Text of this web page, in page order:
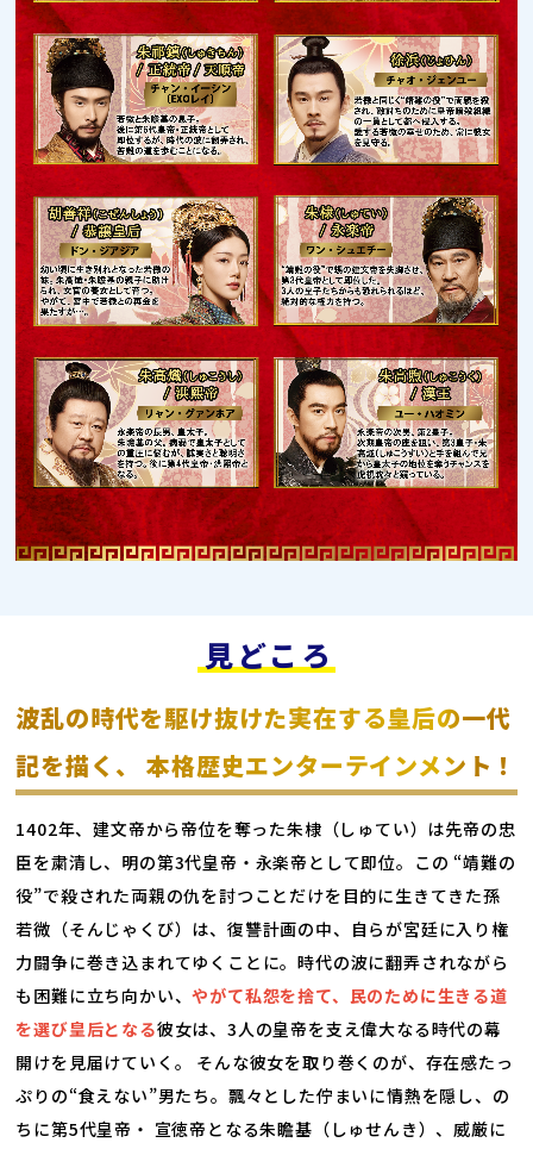
見どころ
波乱の時代を駆け抜けた実在する皇后の一代
記を描く、 本格歴史エンターテインメント！
1402年、建文帝から帝位を奪った朱棣（しゅてい）は先帝の忠
臣を粛清し、明の第3代皇帝・永楽帝として即位。この “靖難の
役”で殺された両親の仇を討つことだけを目的に生きてきた孫
若微（そんじゃくび）は、復讐計画の中、自らが宮廷に入り権
力闘争に巻き込まれてゆくことに。時代の波に翻弄されながら
も困難に立ち向かい、やがて私怨を捨て、民のために生きる道
を選び皇后となる彼女は、3人の皇帝を支え偉大なる時代の幕
開けを見届けていく。 そんな彼女を取り巻くのが、存在感たっ
ぷりの“食えない”男たち。飄々とした佇まいに情熱を隠し、の
ちに第5代皇帝・ 宣徳帝となる朱瞻基（しゅせんき）、威厳に